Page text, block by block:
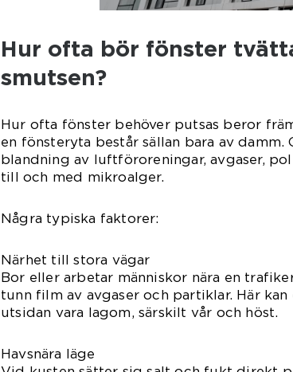
Hur ofta bör fönster
smutsen?
Hur ofta fönster behöver putsas beror
en fönsteryta består sällan bara av damm.
blandning av luftföroreningar, avgaser,
till och med mikroalger.
Några typiska faktorer:
Närhet till stora vägar
Bor eller arbetar människor nära en
tunn film av avgaser och partiklar. Här
utsidan vara lagom, särskilt vår och höst.
Havsnära läge